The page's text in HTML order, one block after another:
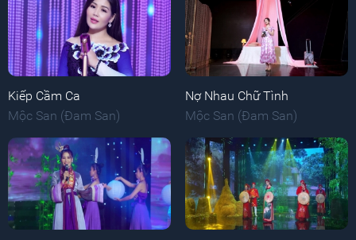
Kiếp Cầm Ca
Mộc San (Đam San)
Nợ Nhau Chữ Tình
Mộc San (Đam San)